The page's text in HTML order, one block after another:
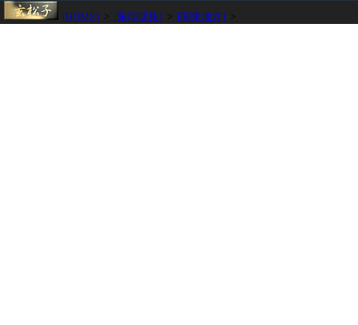
[HOME] [朱印収集] [関東地方]